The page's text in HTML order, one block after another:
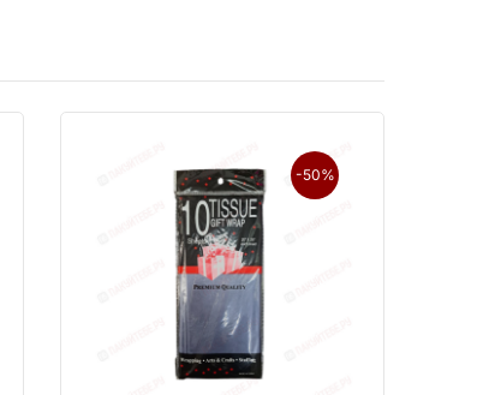
-50%